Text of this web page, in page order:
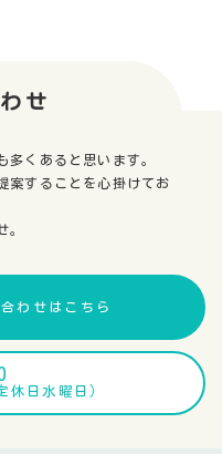
せ
多くあると思います。
案することを心掛けてお
。
わせはこちら
休日水曜日）